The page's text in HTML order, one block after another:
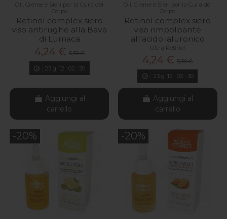
Oli, Creme e Sieri per la Cura del
Corpo
Retinol complex siero
viso antirughe alla Bava
di Lumaca
4,24 € 5,30 €
23g. 12 02 29
Aggiungi al
carrello
Oli, Creme e Sieri per la Cura del
Corpo
Retinol complex siero
viso rimpolpante
all'acido ialuronico
Ultra Retinol
4,24 € 5,30 €
23g. 12 02 29
Aggiungi al
carrello
-20% -20%